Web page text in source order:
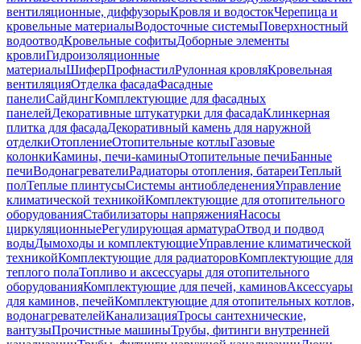
вентиляционные, диффузорыКровля и водостокЧерепица и
кровельные материалыВодосточные системыПоверхностный
водоотводКровельные софитыДоборные элементы
кровлиГидроизоляционные
материалыШиферПрофнастилРулонная кровляКровельная
вентиляцияОтделка фасадаФасадные
панелиСайдингКомплектующие для фасадных
панелейДекоративные штукатурки для фасадаКлинкерная
плитка для фасадаДекоративный камень для наружной
отделкиОтоплениеОтопительные котлыГазовые
колонкиКамины, печи-каминыОтопительные печиБанные
печиВодонагревателиРадиаторы отопления, батареиТеплый
полТеплые плинтусыСистемы антиобледененияУправление
климатической техникойКомплектующие для отопительного
оборудованияСтабилизаторы напряженияНасосы
циркуляционныеРегулирующая арматураОтвод и подвод
водыДымоходы и комплектующиеУправление климатической
техникойКомплектующие для радиаторовКомплектующие для
теплого полаТопливо и аксессуары для отопительного
оборудованияКомплектующие для печей, каминовАксессуары
для каминов, печейКомплектующие для отопительных котлов,
водонагревателейКанализацияТросы сантехнические,
вантузыПрочистные машиныТрубы, фитинги внутренней